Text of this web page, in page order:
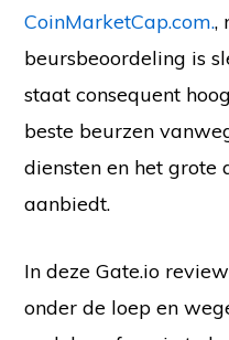
CoinMarketCap.com.,
beursbeoordeling is
staat consequent
beste beurzen
diensten en het grote
aanbiedt.
In deze Gate.io
onder de loep en